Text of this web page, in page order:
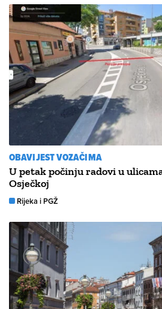
OBAVIJEST VOZAČIMA
U petak počinju radovi u
Osječkoj
Rijeka i PGŽ